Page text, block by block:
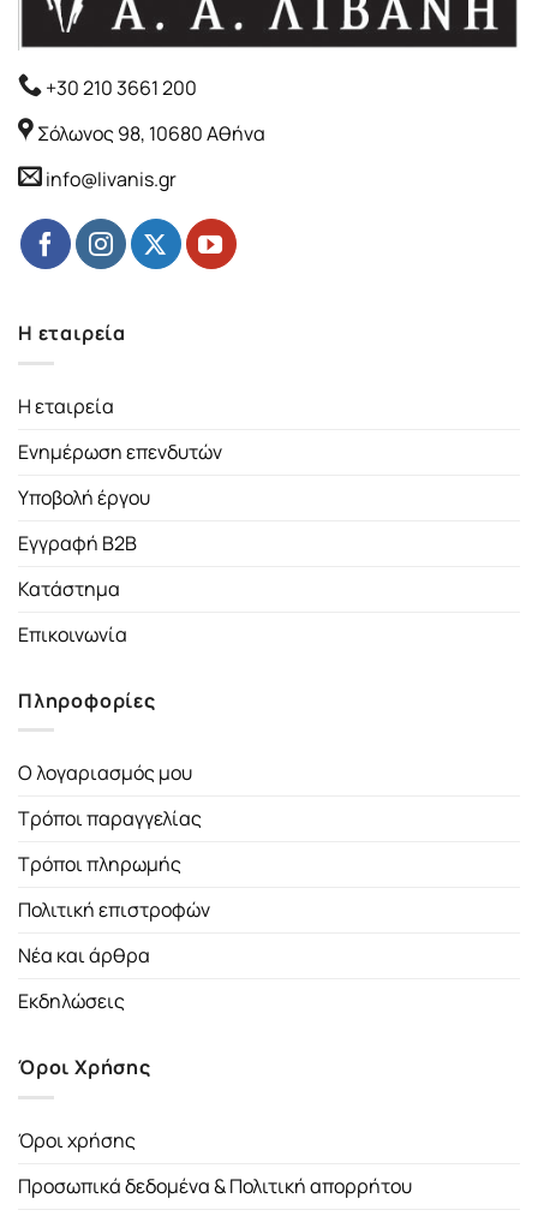
+30 210 3661 200
Σόλωνος 98, 10680 Αθήνα
info@livanis.gr
Η εταιρεία
Η εταιρεία
Ενημέρωση επενδυτών
Υποβολή έργου
Εγγραφή B2B
Κατάστημα
Επικοινωνία
Πληροφορίες
Ο λογαριασμός μου
Τρόποι παραγγελίας
Τρόποι πληρωμής
Πολιτική επιστροφών
Νέα και άρθρα
Εκδηλώσεις
Όροι Χρήσης
Όροι χρήσης
Προσωπικά δεδομένα & Πολιτική απορρήτου